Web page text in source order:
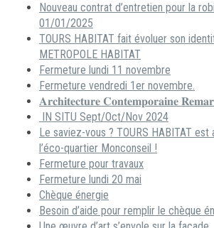
Nouveau contrat d’entretien pour la
01/01/2025
TOURS HABITAT fait évoluer son
METROPOLE HABITAT
Fermeture lundi 11 novembre
Fermeture vendredi 1er novembre.
𝐀𝐫𝐜𝐡𝐢𝐭𝐞𝐜𝐭𝐮𝐫𝐞 𝐂𝐨𝐧𝐭𝐞𝐦𝐩𝐨𝐫𝐚𝐢𝐧𝐞
IN SITU Sept/Oct/Nov 2024
Le saviez-vous ? TOURS HABITAT est
l’éco-quartier Monconseil !
Fermeture pour travaux
Fermeture lundi 20 mai
Chèque énergie
Besoin d’aide pour remplir le chèque